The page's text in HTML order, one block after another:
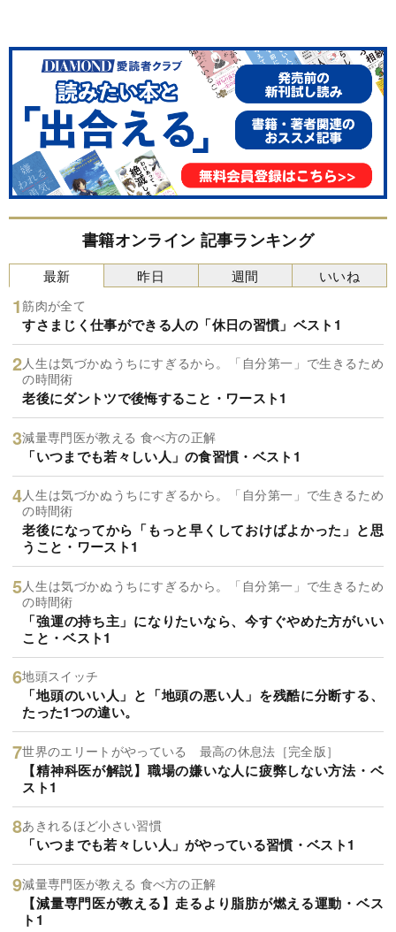
書籍オンライン 記事ランキング
最新
筋肉が全て
すさまじく仕事ができる人の「休日の習慣」ベスト1
人生は気づかぬうちにすぎるから。「自分第一」で生きるため
の時間術
老後にダントツで後悔すること・ワースト1
減量専門医が教える 食べ方の正解
「いつまでも若々しい人」の食習慣・ベスト1
人生は気づかぬうちにすぎるから。「自分第一」で生きるため
の時間術
老後になってから「もっと早くしておけばよかった」と思
うこと・ワースト1
人生は気づかぬうちにすぎるから。「自分第一」で生きるため
の時間術
「強運の持ち主」になりたいなら、今すぐやめた方がいい
こと・ベスト1
地頭スイッチ
「地頭のいい人」と「地頭の悪い人」を残酷に分断する、
たった1つの違い。
世界のエリートがやっている 最高の休息法［完全版］
【精神科医が解説】職場の嫌いな人に疲弊しない方法・ベ
スト1
あきれるほど小さい習慣
「いつまでも若々しい人」がやっている習慣・ベスト1
減量専門医が教える 食べ方の正解
【減量専門医が教える】走るより脂肪が燃える運動・ベス
ト1
昨日 週間 いいね